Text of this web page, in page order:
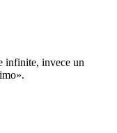
infinite, invece un